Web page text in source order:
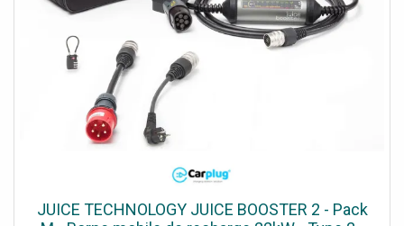
JUICE TECHNOLOGY JUICE BOOSTER 2 - Pack